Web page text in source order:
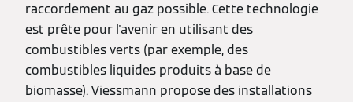
raccordement au gaz possible. Cette technologie
est prête pour l'avenir en utilisant des
combustibles verts (par exemple, des
combustibles liquides produits à base de
biomasse). Viessmann propose des installations